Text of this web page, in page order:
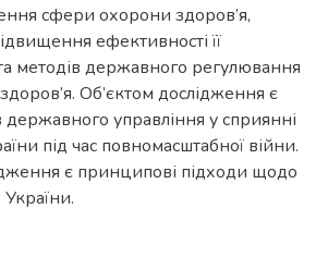
сфери охорони здоров’я,
ефективності її
методів державного регулювання
Об’єктом дослідження є
державного управління у сприянні
під час повномасштабної війни.
є принципові підходи щодо